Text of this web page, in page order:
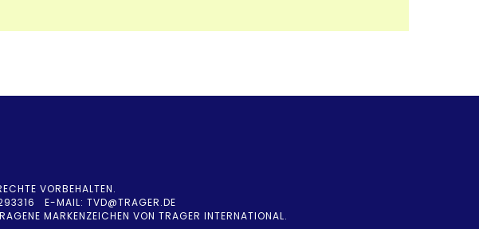
VORBEHALTEN.
E-MAIL: TVD@TRAGER.DE
MARKENZEICHEN VON TRAGER INTERNATIONAL.